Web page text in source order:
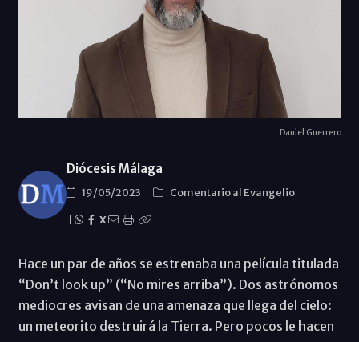
Daniel Guerrero
Diócesis Málaga
19/05/2023
Comentario al Evangelio
X
Hace un par de años se estrenaba una película titulada
“Don’t look up” (“No mires arriba”). Dos astrónomos
mediocres avisan de una amenaza que llega del cielo:
un meteorito destruirá la Tierra. Pero pocos le hacen